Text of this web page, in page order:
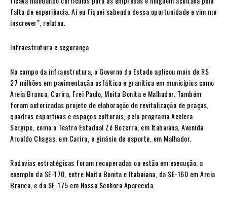
falta de experiência. Aí eu fiquei sabendo dessa oportunidade e vim me
inscrever”, relatou.
Infraestrutura e segurança
No campo da infraestrutura, o Governo do Estado aplicou mais de R$
27 milhões em pavimentação asfáltica e granítica em municípios como
Areia Branca, Carira, Frei Paulo, Moita Bonita e Malhador. Também
foram autorizadas projeto de elaboração de revitalização de praças,
quadras esportivas e espaços culturais, pelo programa Acelera
Sergipe, como o Teatro Estadual Zé Bezerra, em Itabaiana, Avenida
Aroaldo Chagas, em Carira, e ginásio de esporte, em Malhador.
Rodovias estratégicas foram recuperadas ou estão em execução, a
exemplo da SE-170, entre Moita Bonita e Itabaiana, da SE-160 em Areia
Branca, e da SE-175 em Nossa Senhora Aparecida.